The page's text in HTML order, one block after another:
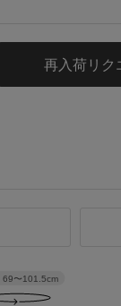
再入荷リク
69〜101.5cm